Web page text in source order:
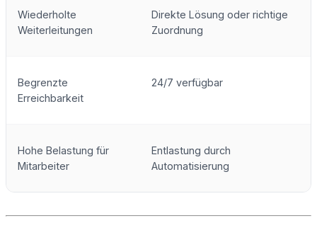
Wiederholte
Weiterleitungen
Direkte Lösung oder richtige
Zuordnung
Begrenzte
Erreichbarkeit
24/7 verfügbar
Hohe Belastung für
Mitarbeiter
Entlastung durch
Automatisierung